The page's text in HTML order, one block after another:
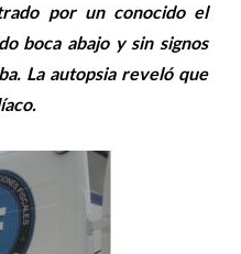
por un conocido el
boca abajo y sin signos
La autopsia reveló que